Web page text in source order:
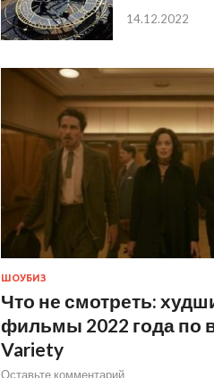
14.12.2022
ШОУБИЗ
Что не смотреть:
фильмы 2022 года по
Variety
Оставьте комментарий